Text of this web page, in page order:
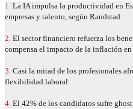
1. La IA impulsa la productividad en
empresas y talento, según Randstad
2. El sector financiero refuerza los
compensa el impacto de la inflación
3. Casi la mitad de los profesionales
flexibilidad laboral
4. El 42% de los candidatos sufre